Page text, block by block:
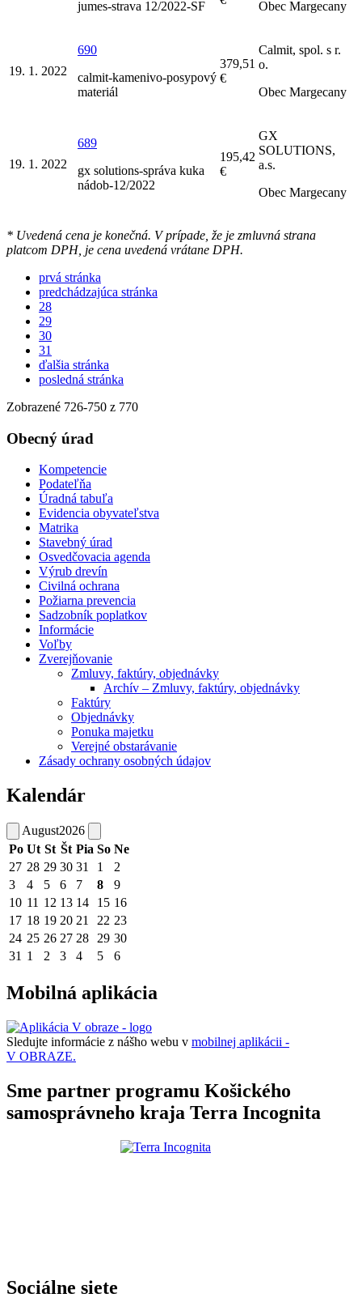
jumes-strava 12/2022-SF Obec Margecany
19. 1. 2022
690
calmit-kamenivo-posypový
materiál
379,51
€
Calmit, spol. s r.
o.
Obec Margecany
19. 1. 2022
689
gx solutions-správa kuka
nádob-12/2022
195,42
€
GX
SOLUTIONS,
a.s.
Obec Margecany
* Uvedená cena je konečná. V prípade, že je zmluvná strana
platcom DPH, je cena uvedená vrátane DPH.
prvá stránka
predchádzajúca stránka
28
29
30
31
ďalšia stránka
posledná stránka
Zobrazené 726-750 z 770
Obecný úrad
Kompetencie
Podateľňa
Úradná tabuľa
Evidencia obyvateľstva
Matrika
Stavebný úrad
Osvedčovacia agenda
Výrub drevín
Civilná ochrana
Požiarna prevencia
Sadzobník poplatkov
Informácie
Voľby
Zverejňovanie
Zmluvy, faktúry, objednávky
Archív – Zmluvy, faktúry, objednávky
Faktúry
Objednávky
Ponuka majetku
Verejné obstarávanie
Zásady ochrany osobných údajov
Kalendár
August2026
Po Ut St Št Pia So Ne
27 28 29 30 31 1
2
3
4 5 6 7 8
9
10 11 12 13 14 15 16
17 18 19 20 21 22 23
24 25 26 27 28 29 30
31 1 2 3 4 5 6
Mobilná aplikácia
Sledujte informácie z nášho webu v mobilnej aplikácii -
V OBRAZE.
Sme partner programu Košického
samosprávneho kraja Terra Incognita
Sociálne siete